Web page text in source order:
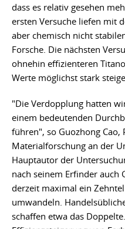
dass es relativ gesehen
ersten Versuche liefen mit
aber chemisch nicht
Forsche. Die nächsten
ohnehin effizienteren
Werte möglichst stark
"Die Verdopplung hatten
einem bedeutenden
führen", so Guozhong Cao,
Materialforschung an der
Hauptautor der
nach seinem Erfinder auch
derzeit maximal ein
umwandeln.
schaffen etwa das